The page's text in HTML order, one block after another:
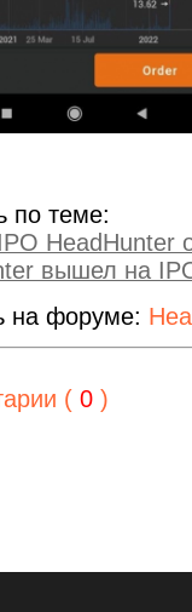
по теме:
HeadHunter
вышел на
на форуме:
( 0 )